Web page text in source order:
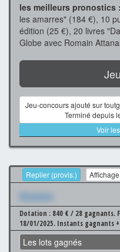
les meilleurs pronostics :
les amarres" (184 €), 10
édition (25 €), 20 livres
Globe avec Romain
Jeu-concours ajouté sur
Terminé depuis
Voir
Replier (provis.)
Xxxxxxx
Dotation : 840 € / 28 gagnants.
18/01/2025. Instants gagnants
Les lots gagnés